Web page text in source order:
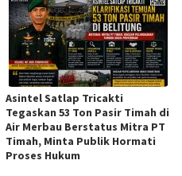
Asintel Satlap Tricakti
Tegaskan 53 Ton Pasir Timah di
Air Merbau Berstatus Mitra PT
Timah, Minta Publik Hormati
Proses Hukum